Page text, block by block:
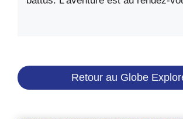
Retour au Globe